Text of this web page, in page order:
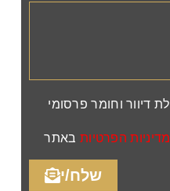
דיוור וחומר פרסומי
מדיניות הפרטיות באתר
שלח/י